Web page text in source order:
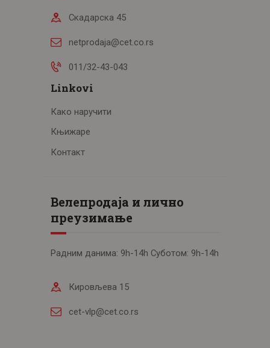
Скадарска 45
netprodaja@cet.co.rs
011/32-43-043
Linkovi
Како наручити
Књижаре
Контакт
Велепродаја и лично
преузимање
Радним данима: 9h-14h Суботом: 9h-14h
Кировљева 15
cet-vlp@cet.co.rs